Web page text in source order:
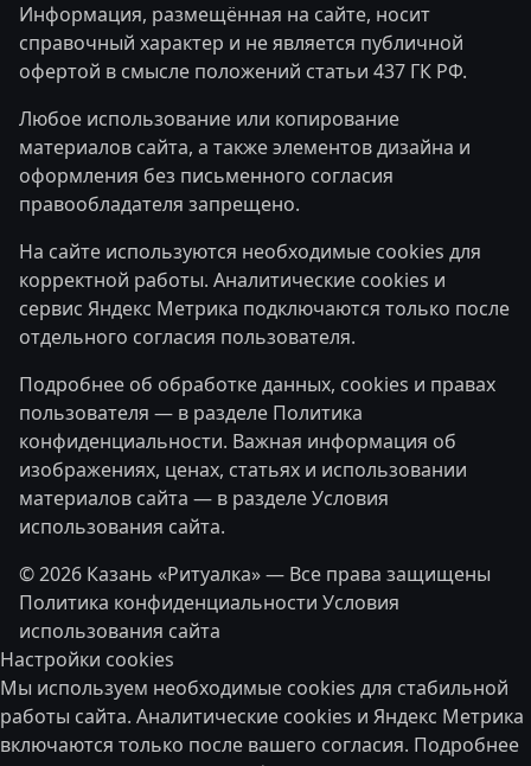
Информация, размещённая на сайте, носит
справочный характер и не является публичной
офертой в смысле положений статьи 437 ГК РФ.
Любое использование или копирование
материалов сайта, а также элементов дизайна и
оформления без письменного согласия
правообладателя запрещено.
На сайте используются необходимые cookies для
корректной работы. Аналитические cookies и
сервис Яндекс Метрика подключаются только после
отдельного согласия пользователя.
Подробнее об обработке данных, cookies и правах
пользователя — в разделе Политика
конфиденциальности. Важная информация об
изображениях, ценах, статьях и использовании
материалов сайта — в разделеУсловия
использования сайта.
© 2026 Казань «Ритуалка» — Все права защищены
Политика конфиденциальности Условия
использования сайта
Настройки cookies
Мы используем необходимые cookies для стабильной
работы сайта. Аналитические cookies и Яндекс Метрика
включаются только после вашего согласия. Подробнее